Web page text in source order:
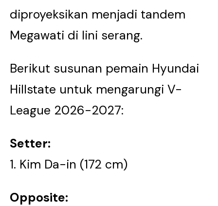
diproyeksikan menjadi tandem
Megawati di lini serang.
Berikut susunan pemain Hyundai
Hillstate untuk mengarungi V-
League 2026-2027:
Setter:
1. Kim Da-in (172 cm)
Opposite: